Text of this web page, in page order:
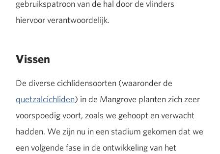
gebruikspatroon van de hal door de vlinders
hiervoor verantwoordelijk.
Vissen
De diverse cichlidensoorten (waaronder de
quetzalcichliden) in de Mangrove planten zich zeer
voorspoedig voort, zoals we gehoopt en verwacht
hadden. We zijn nu in een stadium gekomen dat we
een volgende fase in de ontwikkeling van het